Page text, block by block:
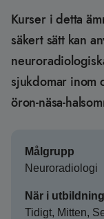
Kurser i detta
säkert sätt kan
sjukdomar inom
öron-näsa-
Målgrupp
Neuroradiologi
När i
Tidigt, Mitten,